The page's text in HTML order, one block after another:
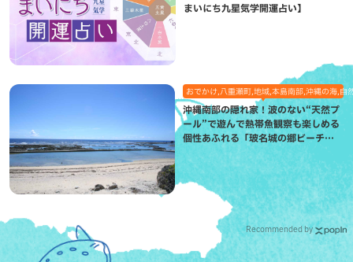
まいにち九星気学開運占い】
おでかけ,八重瀬町,地域,本島南部,沖縄の海,自
沖縄南部の隠れ家！波のない“天然プ
ール”で遊んで熱帯魚観察も楽しめる
個性あふれる「玻名城の郷ビーチ」
（八重瀬町）
Recommended by